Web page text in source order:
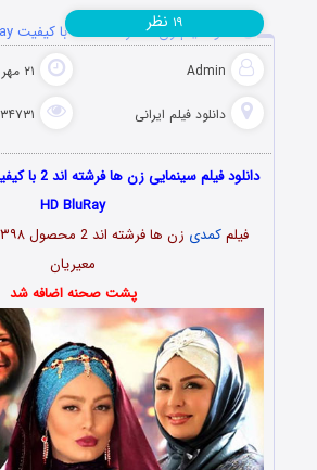
دانلود فیلم زن ها فرشته اند ۲ با کیفیت BluRay
Admin ۲۱ مهر ۱۳۹۹
دانلود فیلم‌ ایرانی ۱۳۴۷۳۱
۱۹ نظر
HD BluRay
فیلمکمدی
معیریان
پشت صحنه اضافه شد